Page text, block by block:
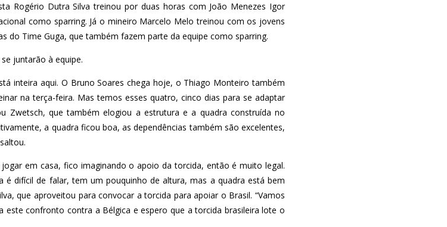
Rogério Dutra Silva treinou por duas horas com João Menezes Igor
como sparring. Já o mineiro Marcelo Melo treinou com os jovens
do Time Guga, que também fazem parte da equipe como sparring.
juntarão à equipe.
inteira aqui. O Bruno Soares chega hoje, o Thiago Monteiro também
na terça-feira. Mas temos esses quatro, cinco dias para se adaptar
Zwetsch, que também elogiou a estrutura e a quadra construída no
a quadra ficou boa, as dependências também são excelentes,
em casa, fico imaginando o apoio da torcida, então é muito legal.
é difícil de falar, tem um pouquinho de altura, mas a quadra está bem
que aproveitou para convocar a torcida para apoiar o Brasil. “Vamos
este confronto contra a Bélgica e espero que a torcida brasileira lote o